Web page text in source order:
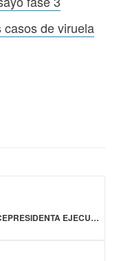
de viruela
NOVAVAX ANUNCIA A SU NUEVA VICEPRESIDENTA EJECUTIVA Y DIRECTORA DE INVESTIGACIÓN Y DESARROLLO